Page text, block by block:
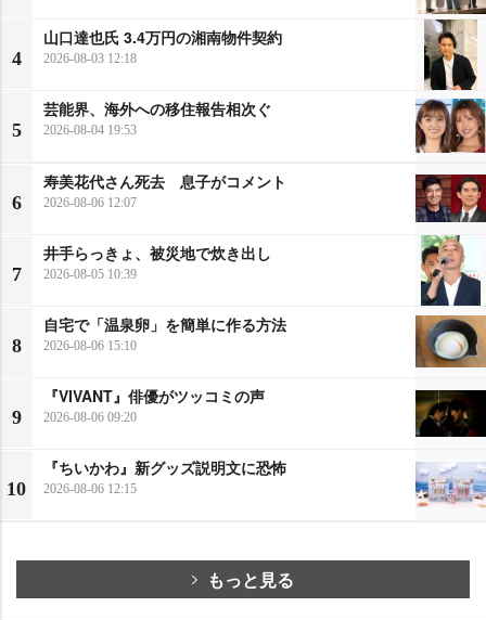
4
山口達也氏 3.4万円の湘南物件契約
2026-08-03 12:18
5
芸能界、海外への移住報告相次ぐ
2026-08-04 19:53
6
寿美花代さん死去 息子がコメント
2026-08-06 12:07
7
井手らっきょ、被災地で炊き出し
2026-08-05 10:39
8
自宅で「温泉卵」を簡単に作る方法
2026-08-06 15:10
9
『VIVANT』俳優がツッコミの声
2026-08-06 09:20
10
『ちいかわ』新グッズ説明文に恐怖
2026-08-06 12:15
もっと見る